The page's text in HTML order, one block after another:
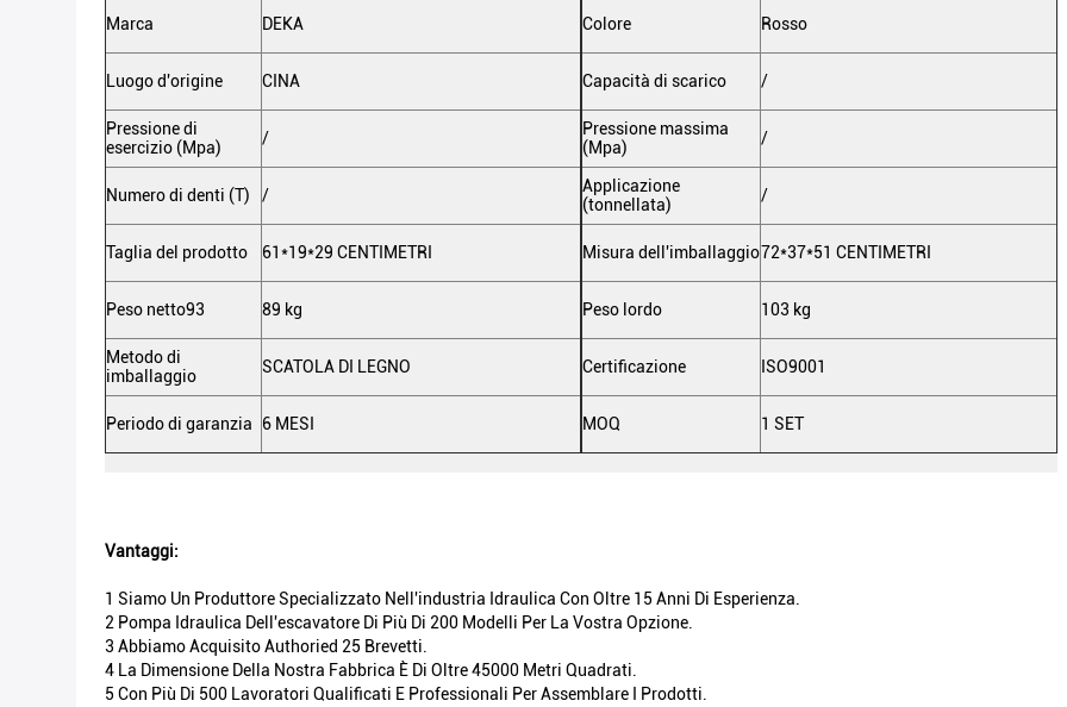
Marca DEKA
Luogo d'origine CINA
Pressione di
esercizio (Mpa)
/
Numero di denti (T) /
Taglia del prodotto 61*19*29 CENTIMETRI
Peso netto93 89 kg
Metodo di
imballaggio
SCATOLA DI LEGNO
Periodo di garanzia 6 MESI
Colore Rosso
Capacità di scarico /
Pressione massima
(Mpa)
/
Applicazione
(tonnellata)
/
Misura dell'imballaggio72*37*51 CENTIMETRI
Peso lordo 103 kg
Certificazione ISO9001
MOQ 1 SET
Vantaggi:
1 Siamo Un Produttore Specializzato Nell'industria Idraulica Con Oltre 15 Anni Di Esperienza.
2 Pompa Idraulica Dell'escavatore Di Più Di 200 Modelli Per La Vostra Opzione.
3 Abbiamo Acquisito Authoried 25 Brevetti.
4 La Dimensione Della Nostra Fabbrica È Di Oltre 45000 Metri Quadrati.
5 Con Più Di 500 Lavoratori Qualificati E Professionali Per Assemblare I Prodotti.